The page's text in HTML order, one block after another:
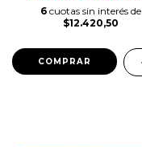
6 cuotas sin interés de
$12.420,50
COMPRAR